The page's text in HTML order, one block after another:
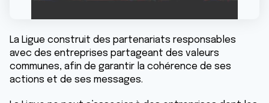
La Ligue construit des partenariats responsables
avec des entreprises partageant des valeurs
communes, afin de garantir la cohérence de ses
actions et de ses messages.